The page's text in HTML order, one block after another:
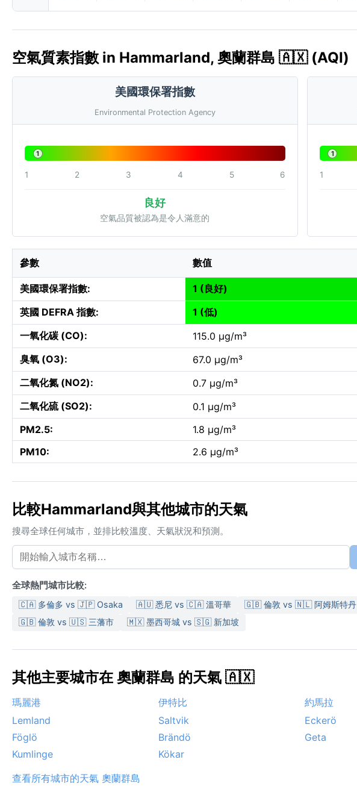
空氣質素指數 in Hammarland, 奧蘭群島 🇦🇽 (AQI)
美國環保署指數
Environmental Protection Agency
1
1 2 3 4 5 6
良好
空氣品質被認為是令人滿意的
1
1
參數 數值
美國環保署指數:
1 (良好)
英國 DEFRA 指數:
1 (低)
一氧化碳 (CO):
115.0 µg/m³
臭氧 (O3):
67.0 µg/m³
二氧化氮 (NO2):
0.7 µg/m³
二氧化硫 (SO2):
0.1 µg/m³
PM2.5:
1.8 µg/m³
PM10:
2.6 µg/m³
比較Hammarland與其他城市的天氣
搜尋全球任何城市，並排比較溫度、天氣狀況和預測。
全球熱門城市比較:
🇨🇦 多倫多 vs 🇯🇵 Osaka 🇦🇺 悉尼 vs 🇨🇦 溫哥華 🇬🇧 倫敦 vs 🇳🇱 阿姆斯特丹
🇬🇧 倫敦 vs 🇺🇸 三藩市
🇲🇽 墨西哥城 vs 🇸🇬 新加坡
其他主要城市在 奧蘭群島 的天氣 🇦🇽
瑪麗港 伊特比 約馬拉
Lemland
Saltvik Eckerö
Föglö
Brändö Geta
Kumlinge
Kökar
查看所有城市的天氣 奧蘭群島